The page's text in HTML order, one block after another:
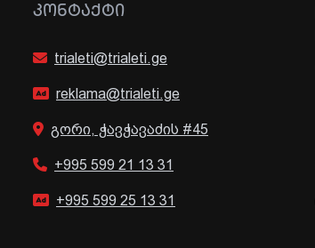
ᲙᲝᲜᲢᲐᲥᲢᲘ
trialeti@trialeti.ge
reklama@trialeti.ge
გორი, ჭავჭავაძის #45
+995 599 21 13 31
+995 599 25 13 31